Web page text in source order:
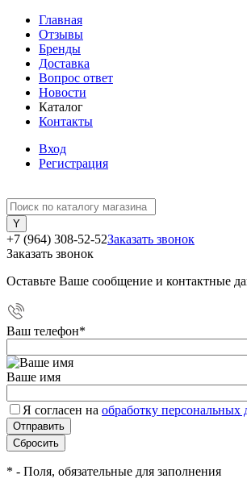
Главная
Отзывы
Бренды
Доставка
Вопрос ответ
Новости
Каталог
Контакты
Вход
Регистрация
+7 (964) 308-52-52Заказать звонок
Заказать звонок
Оставьте Ваше сообщение и контактные
Ваш телефон*
Ваше имя
Я согласен на обработку персональных
* - Поля, обязательные для заполнения